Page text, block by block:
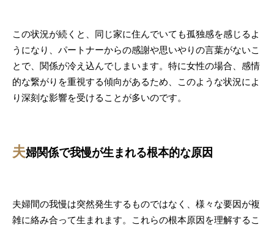
この状況が続くと、同じ家に住んでいても孤独感を感じるよ
うになり、パートナーからの感謝や思いやりの言葉がないこ
とで、関係が冷え込んでしまいます。特に女性の場合、感情
的な繋がりを重視する傾向があるため、このような状況によ
り深刻な影響を受けることが多いのです。
夫婦関係で我慢が生まれる根本的な原因
夫婦間の我慢は突然発生するものではなく、様々な要因が複
雑に絡み合って生まれます。これらの根本原因を理解するこ